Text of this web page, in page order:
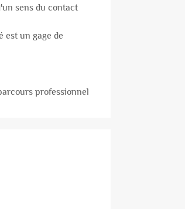
sens du contact
est un gage de
professionnel